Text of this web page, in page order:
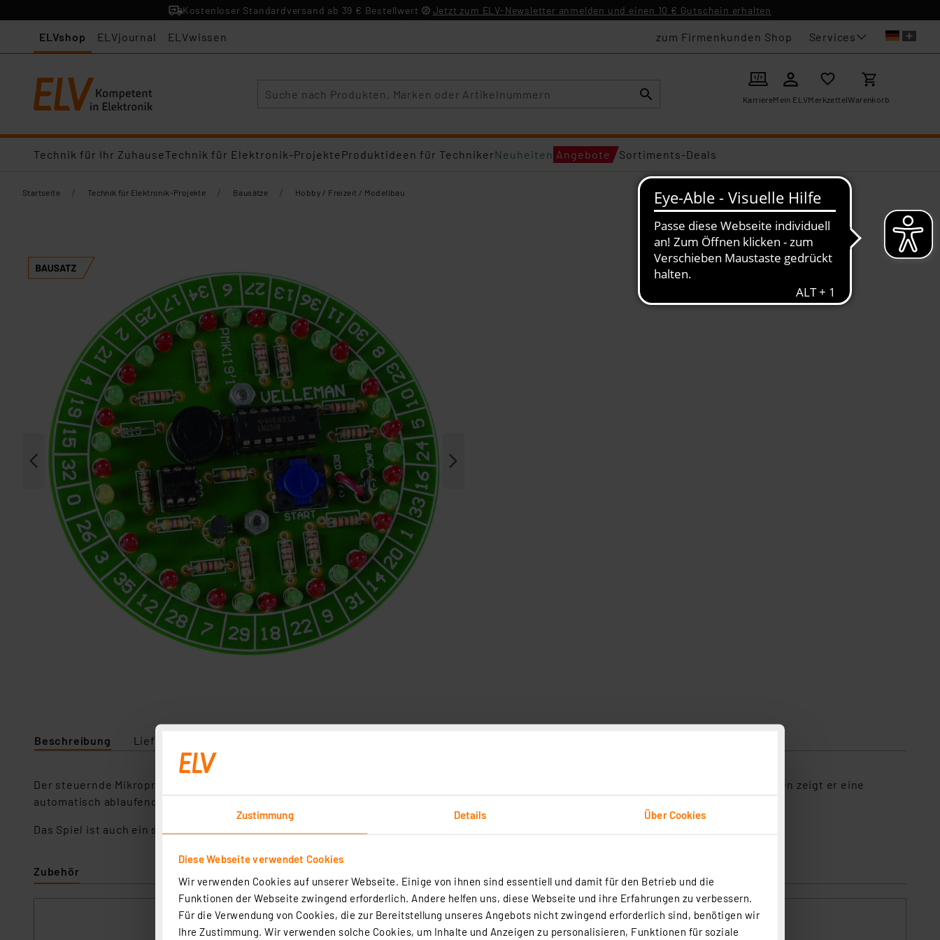
Zustimmung Details Über Cookies
Diese Webseite verwendet Cookies
Wir verwenden Cookies auf unserer Webseite. Einige von ihnen sind essentiell und damit für den Betrieb und die
Funktionen der Webseite zwingend erforderlich. Andere helfen uns, diese Webseite und ihre Erfahrungen zu verbessern.
Für die Verwendung von Cookies, die zur Bereitstellung unseres Angebots nicht zwingend erforderlich sind, benötigen wir
Ihre Zustimmung. Wir verwenden solche Cookies, um Inhalte und Anzeigen zu personalisieren, Funktionen für soziale
Kostenloser Standardversand ab 39 € Bestellwert Jetzt zum ELV-Newsletter anmelden und einen 10 € Gutschein erhalten
ELVshop ELVjournal ELVwissen zum Firmenkunden Shop Services
KarriereMein ELVMerkzettelWarenkorb
Technik für Ihr ZuhauseTechnik für Elektronik-ProjekteProduktideen für TechnikerNeuheiten Angebote Sortiments-Deals
Startseite / Technik für Elektronik-Projekte / Bausätze / Hobby / Freizeit / Modellbau
Beschreibung Lieferumfang
Der steuernde Mikroprozessor des Bausatzes ist dazu unbestechlich wie ein echter Croupier. In den Pausen zwischen den einzelnen Spielen zeigt er eine
automatisch ablaufende LED-Animation über die 37 LEDs.
Das Spiel ist auch ein sehr guter Zeitvertreib für unterwegs oder den Urlaub, es wird mit Batterien betrieben und ist somit mobil.
Zubehör
ELV No-Clean Lötzinn bleifrei Sn99Cu1+ML, 1,5 mm, 100 g
Artikel-Nr. 107680